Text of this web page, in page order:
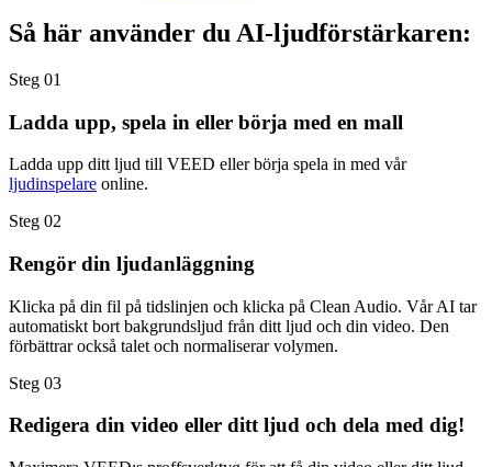
Så här använder du AI-ljudförstärkaren:
Steg 01
Ladda upp, spela in eller börja med en mall
Ladda upp ditt ljud till VEED eller börja spela in med vår
ljudinspelare online.
Steg 02
Rengör din ljudanläggning
Klicka på din fil på tidslinjen och klicka på Clean Audio. Vår AI tar
automatiskt bort bakgrundsljud från ditt ljud och din video. Den
förbättrar också talet och normaliserar volymen.
Steg 03
Redigera din video eller ditt ljud och dela med dig!